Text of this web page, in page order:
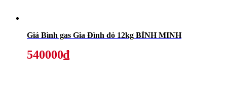
Giá Bình gas Gia Đình đỏ 12kg BÌNH MINH
540000₫